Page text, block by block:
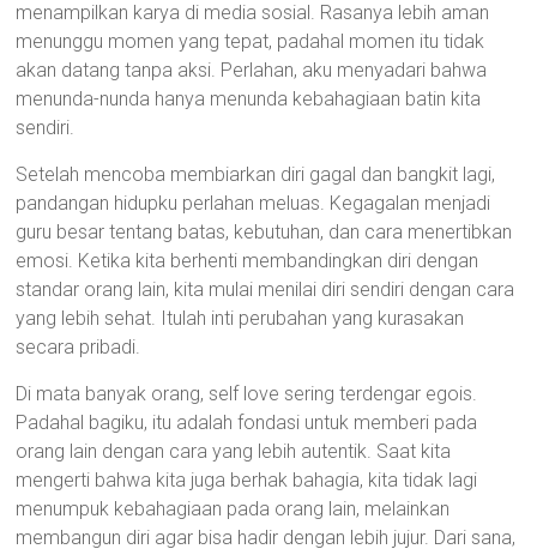
menampilkan karya di media sosial. Rasanya lebih aman
menunggu momen yang tepat, padahal momen itu tidak
akan datang tanpa aksi. Perlahan, aku menyadari bahwa
menunda-nunda hanya menunda kebahagiaan batin kita
sendiri.
Setelah mencoba membiarkan diri gagal dan bangkit lagi,
pandangan hidupku perlahan meluas. Kegagalan menjadi
guru besar tentang batas, kebutuhan, dan cara menertibkan
emosi. Ketika kita berhenti membandingkan diri dengan
standar orang lain, kita mulai menilai diri sendiri dengan cara
yang lebih sehat. Itulah inti perubahan yang kurasakan
secara pribadi.
Di mata banyak orang, self love sering terdengar egois.
Padahal bagiku, itu adalah fondasi untuk memberi pada
orang lain dengan cara yang lebih autentik. Saat kita
mengerti bahwa kita juga berhak bahagia, kita tidak lagi
menumpuk kebahagiaan pada orang lain, melainkan
membangun diri agar bisa hadir dengan lebih jujur. Dari sana,